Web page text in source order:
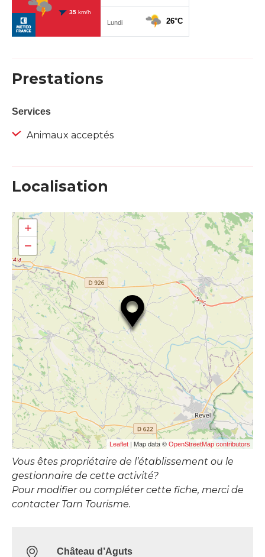
Prestations
Services
Animaux acceptés
Localisation
+
−
Leaflet | Map data © OpenStreetMap contributors
Vous êtes propriétaire de l’établissement ou le
gestionnaire de cette activité?
Pour modifier ou compléter cette fiche, merci de
contacter Tarn Tourisme.
Château d’Aguts